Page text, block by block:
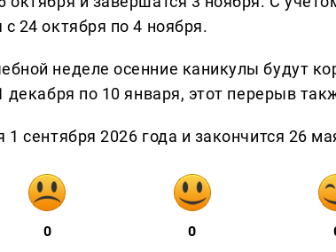
24 октября по 4 ноября.
неделе осенние каникулы будут
декабря по 10 января, этот перерыв
1 сентября 2026 года и закончится 26
0 0